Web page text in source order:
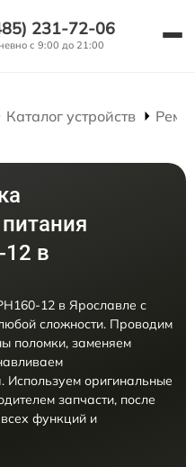
231-72-06
с 9:00 до 21:00
Каталог устройств
12 в
12 в Ярославле с
сложности. Проводим
поломки, заменяем
Используем оригинальные
запчасти, после
функций и